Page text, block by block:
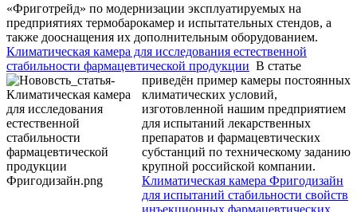
«Фриготрейд» по модернизации эксплуатируемых на
предприятиях термобарокамер и испытательных стендов, а
также дооснащения их дополнительным оборудованием.
Климатическая камера для исследования естественной
стабильности фармацевтической продукции В статье
приведён пример камеры постоянных
климатических условий,
изготовленной нашим предприятием
для испытаний лекарственных
препаратов и фармацевтических
субстанций по техническому заданию
крупной российской компании.
Климатическая камера Фригодизайн
для испытаний стабильности свойств
инъекционных фармацевтических